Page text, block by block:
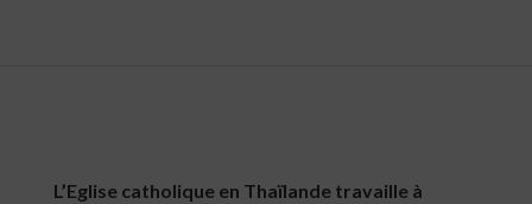
L’Eglise catholique en Thaïlande travaille à